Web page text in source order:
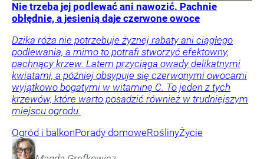
Nie trzeba jej podlewać ani nawozić. Pachnie
obłędnie, a jesienią daje czerwone owoce
Dzika róża nie potrzebuje żyznej rabaty ani ciągłego
podlewania, a mimo to potrafi stworzyć efektowny,
pachnący krzew. Latem przyciąga owady delikatnymi
kwiatami, a później obsypuje się czerwonymi owocami
wyjątkowo bogatymi w witaminę C. To jeden z tych
krzewów, które warto posadzić również w trudniejszym
miejscu ogrodu.
Ogród i balkonPorady domoweRoślinyŻycie